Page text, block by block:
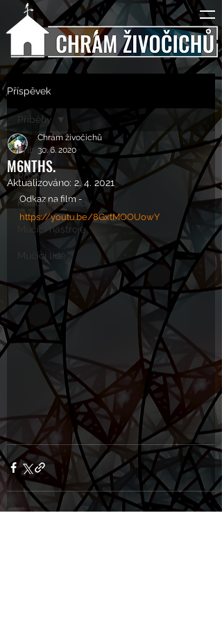
Příspěvek
Příběhy
Rozhovory
Kulturní pohledy
Mučící nástroje
Mučící lidé
Příběhy
M6NTHS.
Chrám živočichů
30. 6. 2020
Aktualizováno: 2. 4. 2021
Odkaz na film -
https://youtu.be/8GxtMOOUowY